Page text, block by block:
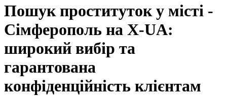
Пошук проституток у місті -
Сімферополь на X-UA:
широкий вибір та
гарантована
конфіденційність клієнтам